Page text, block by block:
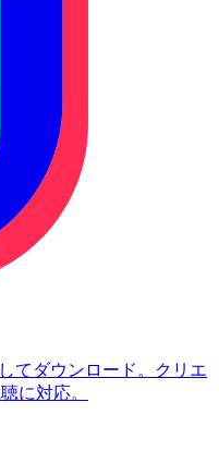
てダウンロード。クリエ
に対応。